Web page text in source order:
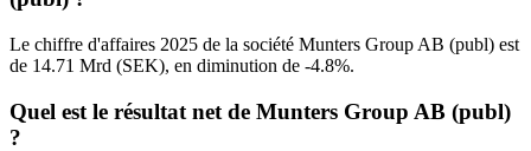
Le chiffre d'affaires 2025 de la société Munters Group AB (publ) est
de 14.71 Mrd (SEK), en diminution de -4.8%.
Quel est le résultat net de Munters Group AB (publ)
?